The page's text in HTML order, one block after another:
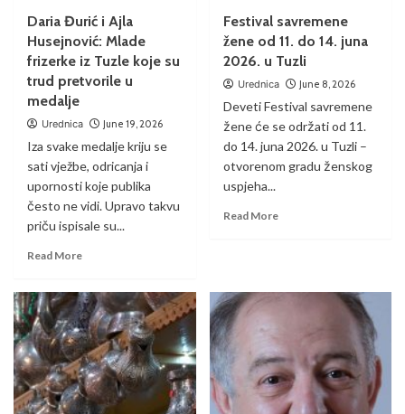
Daria Đurić i Ajla
Husejnović: Mlade
frizerke iz Tuzle koje su
trud pretvorile u
medalje
Urednica June 19, 2026
Iza svake medalje kriju se
sati vježbe, odricanja i
upornosti koje publika
često ne vidi. Upravo takvu
priču ispisale su...
Read More
Festival savremene
žene od 11. do 14. juna
2026. u Tuzli
Urednica June 8, 2026
Deveti Festival savremene
žene će se održati od 11.
do 14. juna 2026. u Tuzli –
otvorenom gradu ženskog
uspjeha...
Read More